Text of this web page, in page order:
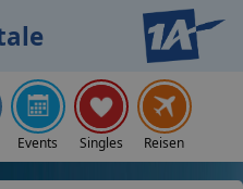
Events Singles Reisen